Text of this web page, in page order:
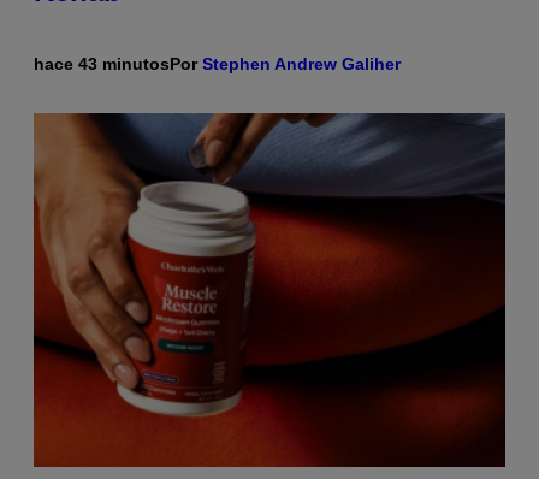
hace 43 minutosPorStephen Andrew Galiher